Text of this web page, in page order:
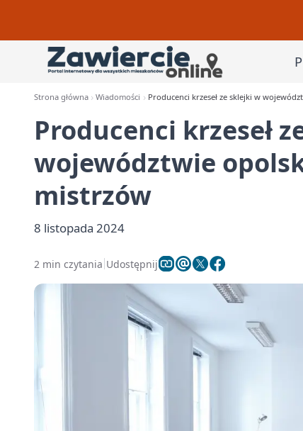
Strona główna Wiadomości Producenci krzeseł ze sklejki w
Producenci krzeseł
województwie
mistrzów
8 listopada 2024
2 min czytania Udostępnij